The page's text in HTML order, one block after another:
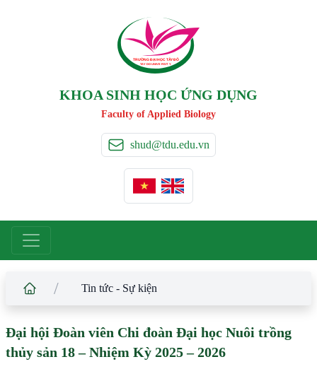
TRƯỜNG ĐẠI HỌC TÂY ĐÔ
TAY DO UNIVERSIT Y
KHOA SINH HỌC ỨNG DỤNG
Faculty of Applied Biology
shud@tdu.edu.vn
/ Tin tức - Sự kiện
Đại hội Đoàn viên Chi đoàn Đại học Nuôi trồng
thủy sản 18 – Nhiệm Kỳ 2025 – 2026